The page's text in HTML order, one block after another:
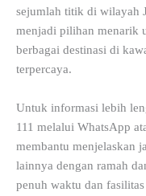
sejumlah titik di wilayah
menjadi pilihan menarik
berbagai destinasi di
terpercaya.
Untuk informasi lebih
111 melalui WhatsApp
membantu menjelaskan
lainnya dengan ramah
penuh waktu dan